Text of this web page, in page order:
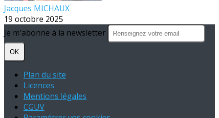
Jacques MICHAUX
19 octobre 2025
Je m'abonne à la newsletter
OK
Plan du site
Licences
Mentions légales
CGUV